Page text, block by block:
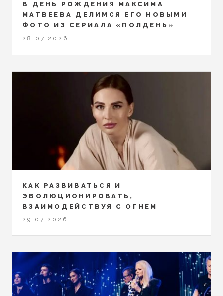
В ДЕНЬ РОЖДЕНИЯ МАКСИМА
МАТВЕЕВА ДЕЛИМСЯ ЕГО НОВЫМИ
ФОТО ИЗ СЕРИАЛА «ПОЛДЕНЬ»
28.07.2026
КАК РАЗВИВАТЬСЯ И
ЭВОЛЮЦИОНИРОВАТЬ,
ВЗАИМОДЕЙСТВУЯ С ОГНЕМ
29.07.2026